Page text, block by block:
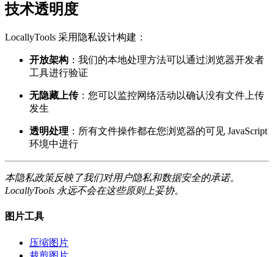
技术透明度
LocallyTools 采用隐私设计构建：
开放架构 ：我们的本地处理方法可以通过浏览器开发者
工具进行验证
无隐藏上传：您可以监控网络活动以确认没有文件上传
发生
透明处理 ：所有文件操作都在您浏览器的可见 JavaScript
环境中进行
本隐私政策反映了我们对用户隐私和数据安全的承诺。
LocallyTools 永远不会在这些原则上妥协。
图片工具
压缩图片